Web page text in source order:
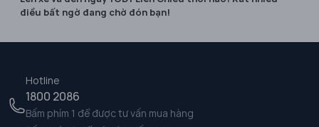
điều bất ngờ đang chờ đón bạn!
Hotline
1800 2086
Bấm phím 1 để được tư vấn mua hàng